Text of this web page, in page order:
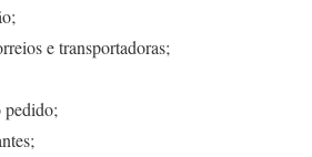
e transportadoras;
pedido;